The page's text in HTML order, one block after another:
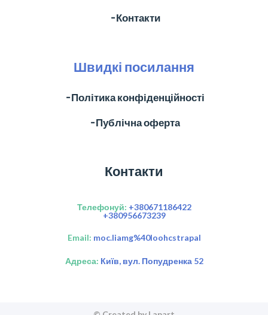
╶ Контакти
Швидкі посилання
╶ Політика конфіденційності
╶ Публічна оферта
Контакти
Телефонуй: +380671186422
+380956673239
Email: moc.liamg%40loohcstrapal
Адреса: Київ, вул. Попудренка 52